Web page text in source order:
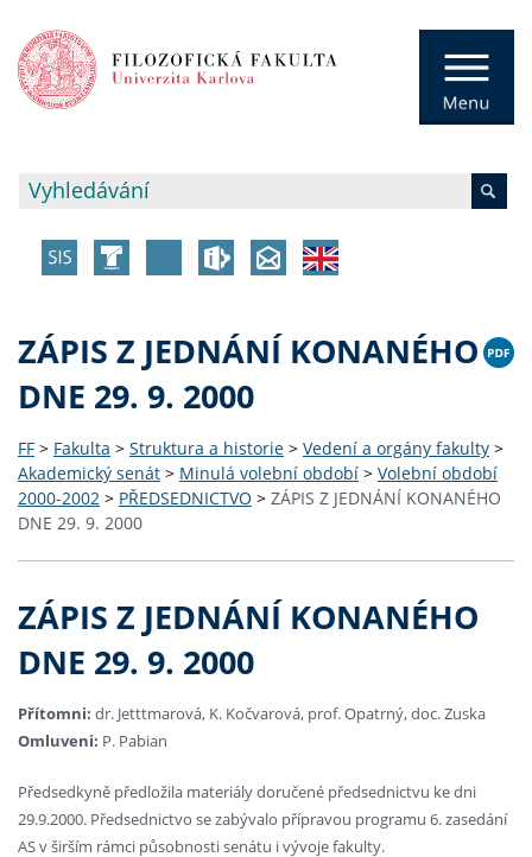
ZÁPIS Z JEDNÁNÍ KONANÉHO
DNE 29. 9. 2000
FF > Fakulta > Struktura a historie > Vedení a orgány fakulty >
Akademický senát > Minulá volební období > Volební období
2000-2002 > PŘEDSEDNICTVO > ZÁPIS Z JEDNÁNÍ KONANÉHO
DNE 29. 9. 2000
ZÁPIS Z JEDNÁNÍ KONANÉHO
DNE 29. 9. 2000
Přítomni: dr. Jetttmarová, K. Kočvarová, prof. Opatrný, doc. Zuska
Omluveni: P. Pabian
Předsedkyně předložila materiály doručené předsednictvu ke dni
29.9.2000. Předsednictvo se zabývalo přípravou programu 6. zasedání
AS v širším rámci působnosti senátu i vývoje fakulty.